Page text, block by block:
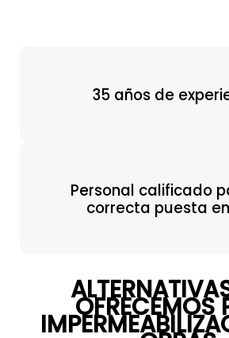
35 años de
Personal calificado
correcta puesta
OFRECEMOS